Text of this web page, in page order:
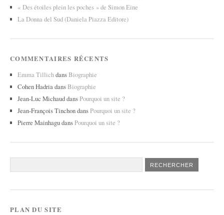
« Des étoiles plein les poches » de Simon Eine
La Donna del Sud (Daniela Piazza Editore)
COMMENTAIRES RÉCENTS
Emma TillichdansBiographie
Cohen Hadria dansBiographie
Jean-Luc MichauddansPourquoi un site ?
Jean-François TinchondansPourquoi un site ?
Pierre MainhagudansPourquoi un site ?
PLAN DU SITE